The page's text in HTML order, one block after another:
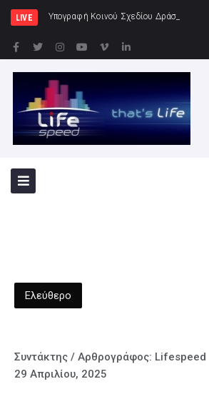
LIVE
Ελεύθερο
Συντάκτης / Αρθρογράφος: Lifespeed
29 Απριλίου, 2025